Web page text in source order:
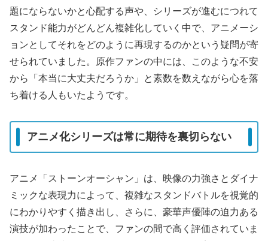
題にならないかと心配する声や、シリーズが進むにつれて
スタンド能力がどんどん複雑化していく中で、アニメーシ
ョンとしてそれをどのように再現するのかという疑問が寄
せられていました。原作ファンの中には、このような不安
から「本当に大丈夫だろうか」と素数を数えながら心を落
ち着ける人もいたようです。
アニメ化シリーズは常に期待を裏切らない
アニメ「ストーンオーシャン」は、映像の力強さとダイナ
ミックな表現力によって、複雑なスタンドバトルを視覚的
にわかりやすく描き出し、さらに、豪華声優陣の迫力ある
演技が加わったことで、ファンの間で高く評価されていま